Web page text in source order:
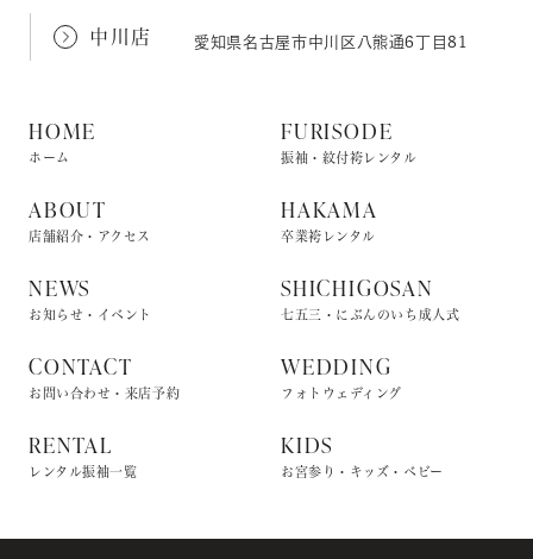
中川店 愛知県名古屋市中川区八熊通6丁目81
HOME
ホーム
ABOUT
店舗紹介・アクセス
NEWS
お知らせ・イベント
CONTACT
お問い合わせ・来店予約
RENTAL
レンタル振袖一覧
FURISODE
振袖・紋付袴レンタル
HAKAMA
卒業袴レンタル
SHICHIGOSAN
七五三・にぶんのいち成人式
WEDDING
フォトウェディング
KIDS
お宮参り・キッズ・ベビー